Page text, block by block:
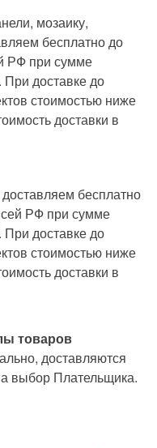
мозаику,
бесплатно до
РФ при сумме
При доставке до
стоимостью ниже
доставки в
бесплатно
РФ при сумме
При доставке до
стоимостью ниже
доставки в
товаров
доставляются
выбор Плательщика.